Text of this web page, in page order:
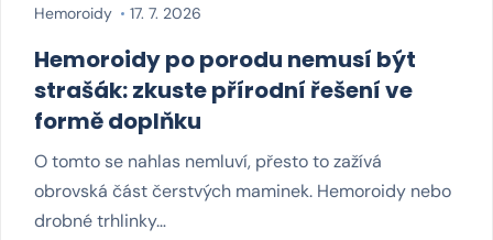
Hemoroidy 17. 7. 2026
Hemoroidy po porodu nemusí být
strašák: zkuste přírodní řešení ve
formě doplňku
O tomto se nahlas nemluví, přesto to zažívá
obrovská část čerstvých maminek. Hemoroidy nebo
drobné trhlinky…